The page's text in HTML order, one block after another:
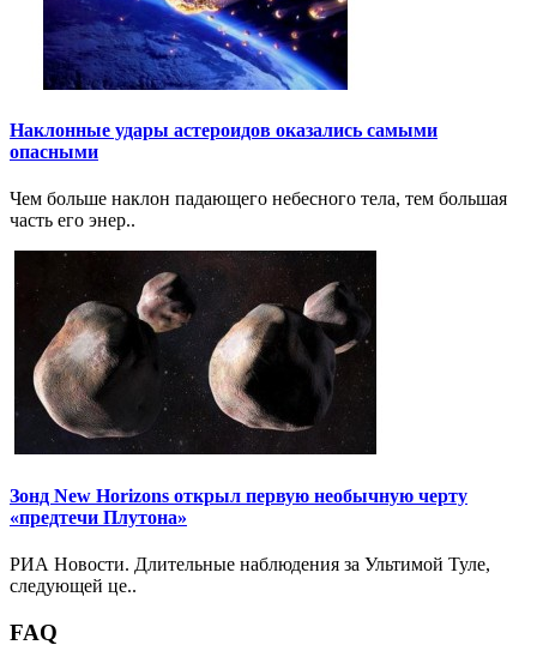
Наклонные удары астероидов оказались самыми
опасными
Чем больше наклон падающего небесного тела, тем большая
часть его энер..
Зонд New Horizons открыл первую необычную черту
«предтечи Плутона»
РИА Новости. Длительные наблюдения за Ультимой Туле,
следующей це..
FAQ